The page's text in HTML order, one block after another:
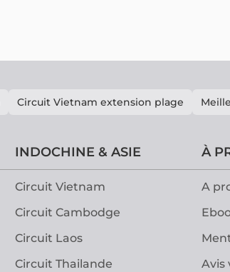
Circuit Vietnam extension plage
INDOCHINE & ASIE
Circuit Vietnam
Circuit Cambodge
Circuit Laos
Circuit Thailande
À
A
Avis